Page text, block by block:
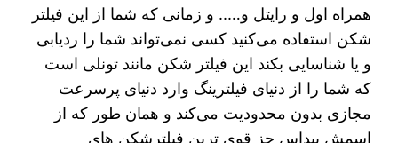
همراه اول و رایتل و….. و زمانی که شما از این فیلتر
شکن استفاده می‌کنید کسی نمی‌تواند شما را ردیابی
و یا شناسایی بکند این فیلتر شکن مانند تونلی است
که شما را از دنیای فیلترینگ وارد دنیای پرسرعت
مجازی بدون محدودیت می‌کند و همان طور که از
اسمش پیداس جز قوی ترین فیلترشکن های